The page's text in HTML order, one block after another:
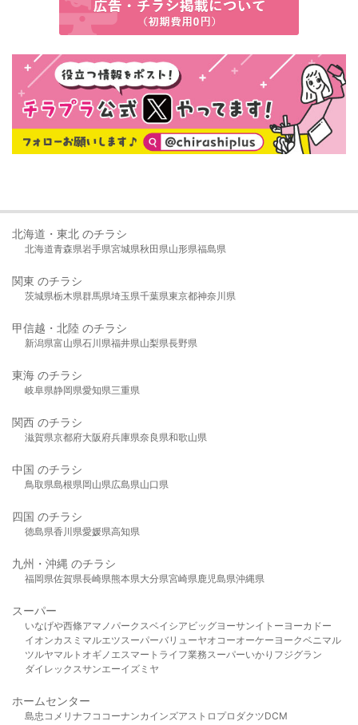
北海道・東北 のチラシ
北海道青森県岩手県宮城県秋田県山形県福島県
関東 のチラシ
茨城県栃木県群馬県埼玉県千葉県東京都神奈川県
甲信越・北陸 のチラシ
新潟県富山県石川県福井県山梨県長野県
東海 のチラシ
岐阜県静岡県愛知県三重県
関西 のチラシ
滋賀県京都府大阪府兵庫県奈良県和歌山県
中国 のチラシ
鳥取県島根県岡山県広島県山口県
四国 のチラシ
徳島県香川県愛媛県高知県
九州・沖縄 のチラシ
福岡県佐賀県長崎県熊本県大分県宮崎県鹿児島県沖縄県
スーパー
いなげや西條アマノパークスベイシア ビッグヨーサンイトーヨーカドー
イオンカスミ マルエツスーパーバリューヤオコーオーケー ヨークベニマル
ツルヤマルト オギノ エスマート ライフ業務スーパーいかり フジグラン
ダイレックスサンエーイズミヤ
ホームセンター
島忠 コメリ ナフコ コーナンカインズアストロプロダクツDCM